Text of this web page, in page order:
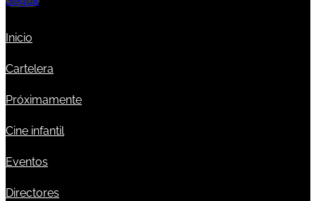
Inicio
Cartelera
Próximamente
Cine infantil
Eventos
Directores